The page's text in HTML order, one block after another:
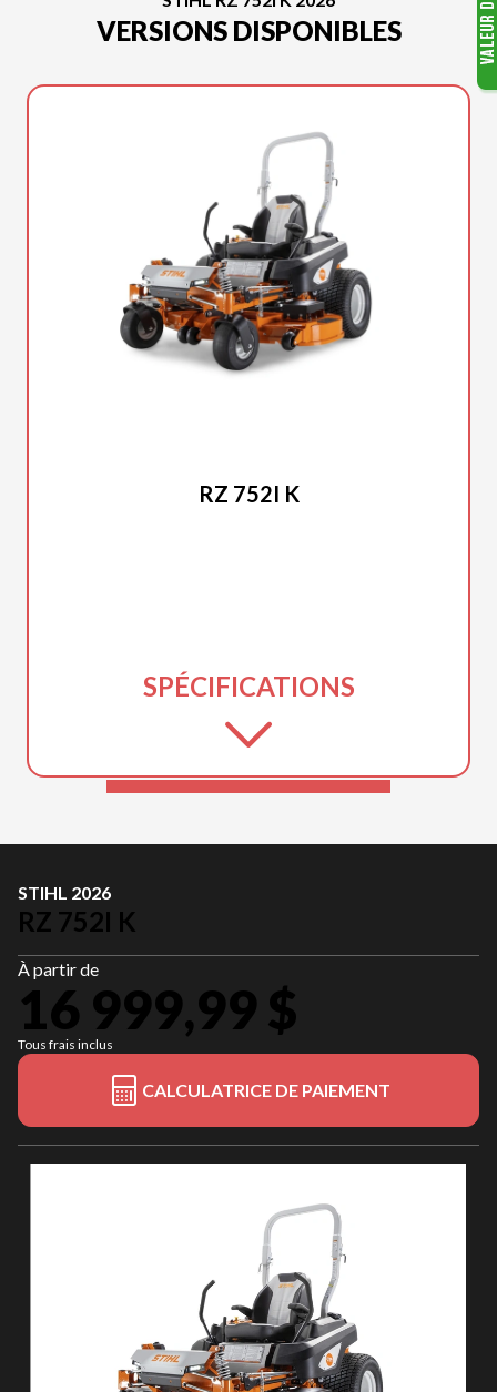
VERSIONS DISPONIBLES
RZ 752I K
SPÉCIFICATIONS
STIHL 2026
RZ 752I K
À partir de
16 999,99 $
Tous frais inclus
CALCULATRICE DE PAIEMENT